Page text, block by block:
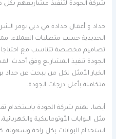
شركة الجودة لتنفيذ مشاريعهم بكل
حداد و أعمال حدادة في دبي توفر
الحديدية حسب متطلبات العملاء،
تصاميم مخصصة تتناسب مع
الجودة تنفيذ المشاريع وفق أحدث
الخيار الأمثل لكل من يبحث عن حداد
متكاملة بأعلى درجات الجودة.
أيضا، تهتم شركة الجودة باستخدام
مثل البوابات الأوتوماتيكية
استخدام البوابات بكل راحة وسهولة.